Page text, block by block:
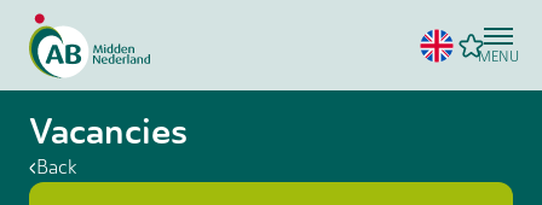
MENU
Vacancies
Back